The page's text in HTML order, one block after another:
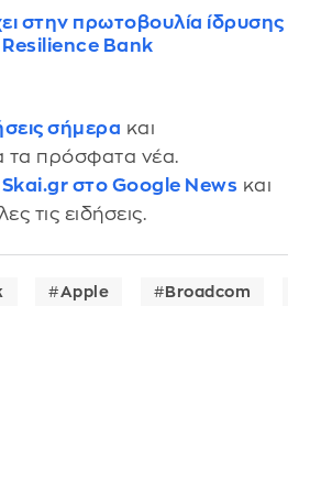
στην πρωτοβουλία ίδρυσης
Bank
σήμερα και
τα πρόσφατα νέα.
Skai.gr στο Google News και
τις ειδήσεις.
Apple Broadcom